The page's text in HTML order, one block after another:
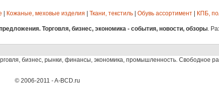
Кожаные, меховые изделия Ткани, текстиль Обувь ассортимент КПБ,
Торговля, бизнес, экономика - события, новости, обзоры.
бизнес, рынки, финансы, экономика, промышленность. Свободное
© 2006-2011 - A-BCD.ru